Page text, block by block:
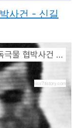
사건 - 신길
1980년대 식품회사 독극물 협박사건 - 신길현, 한국판 모니라가 사건
kiss7.tistory.com